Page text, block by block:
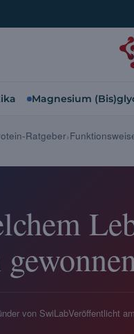
Magnesium
von SwiLabVeröffentlicht am
Ratgeber